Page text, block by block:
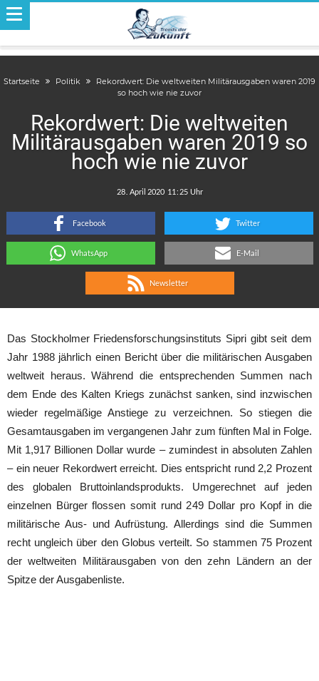
Startseite Politik
Rekordwert: Die weltweiten Militärausgaben waren 2019
so hoch wie nie zuvor
Rekordwert: Die weltweiten
Militärausgaben waren 2019 so
hoch wie nie zuvor
:
Facebook Twitter
WhatsApp E-Mail
Newsletter
Das Stockholmer Friedensforschungsinstituts Sipri gibt seit dem
Jahr 1988 jährlich einen Bericht über die militärischen Ausgaben
weltweit heraus. Während die entsprechenden Summen nach
dem Ende des Kalten Kriegs zunächst sanken, sind inzwischen
wieder regelmäßige Anstiege zu verzeichnen. So stiegen die
Gesamtausgaben im vergangenen Jahr zum fünften Mal in Folge.
Mit 1,917 Billionen Dollar wurde – zumindest in absoluten Zahlen
– ein neuer Rekordwert erreicht. Dies entspricht rund 2,2 Prozent
des globalen Bruttoinlandsprodukts. Umgerechnet auf jeden
einzelnen Bürger flossen somit rund 249 Dollar pro Kopf in die
militärische Aus- und Aufrüstung. Allerdings sind die Summen
recht ungleich über den Globus verteilt. So stammen 75 Prozent
der weltweiten Militärausgaben von den zehn Ländern an der
Spitze der Ausgabenliste.